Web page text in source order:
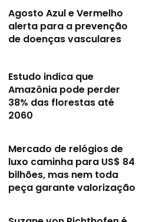
Agosto Azul e Vermelho
alerta para a prevenção
de doenças vasculares
Estudo indica que
Amazônia pode perder
38% das florestas até
2060
Mercado de relógios de
luxo caminha para US$ 84
bilhões, mas nem toda
peça garante valorização